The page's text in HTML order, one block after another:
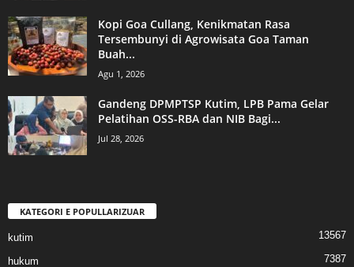
Kopi Goa Cullang, Kenikmatan Rasa
Tersembunyi di Agrowisata Goa Taman
Buah...
Agu 1, 2026
Gandeng DPMPTSP Kutim, LPB Pama Gelar
Pelatihan OSS-RBA dan NIB Bagi...
Jul 28, 2026
KATEGORI E POPULLARIZUAR
kutim 13567
hukum 7387